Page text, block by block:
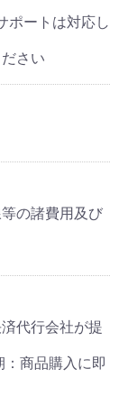
ポートは対応し
さい
の諸費用及び
代行会社が提
商品購入に即